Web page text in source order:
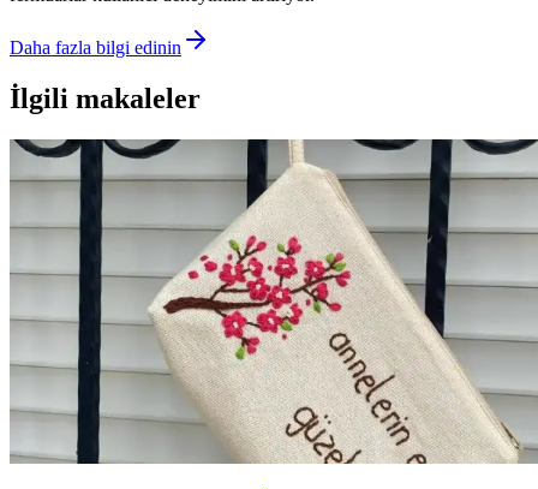
Daha fazla bilgi edinin
İlgili makaleler